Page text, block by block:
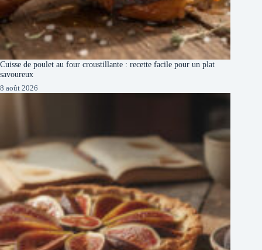
Cuisse de poulet au four croustillante : recette facile pour un plat
savoureux
8 août 2026